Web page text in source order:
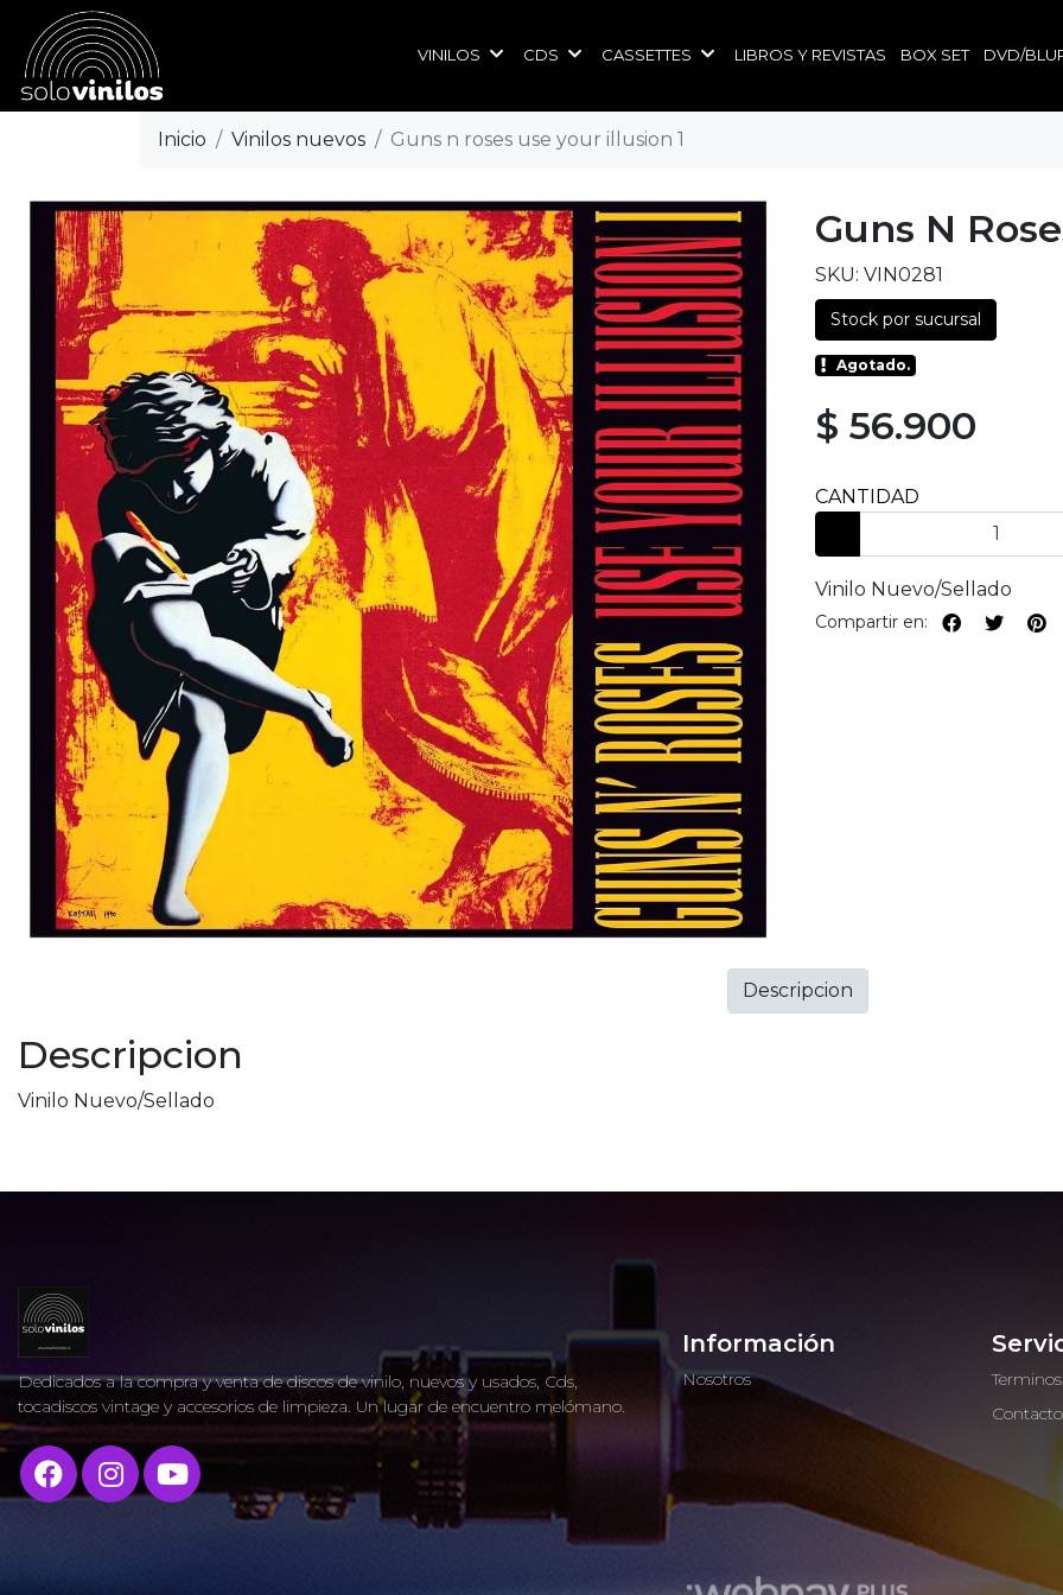
VINILOS CDS CASSETTES LIBROS Y REVISTAS BOX SET DVD/
Inicio Vinilos nuevos Guns n roses use your illusion 1
Guns N
SKU: VIN0281
Stock por sucursal
Agotado.
$ 56.900
CANTIDAD
Vinilo Nuevo/Sellado
Compartir en:
Descripcion
Vinilo Nuevo/Sellado
Descripcion
Dedicados a la compra y venta de discos de vinilo, nuevos y usados, Cds,
tocadiscos vintage y accesorios de limpieza. Un lugar de encuentro melómano.
Información
Nosotros
Contacto